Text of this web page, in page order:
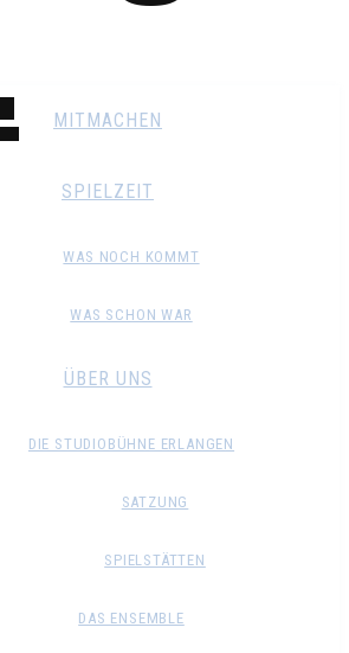
MITMACHEN
SPIELZEIT
WAS NOCH KOMMT
WAS SCHON WAR
ÜBER UNS
DIE STUDIOBÜHNE ERLANGEN
SATZUNG
SPIELSTÄTTEN
DAS ENSEMBLE